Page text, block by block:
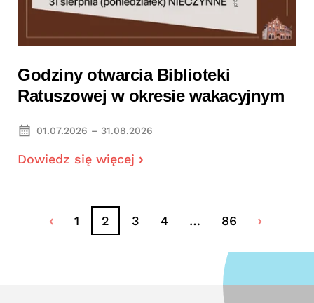
Godziny otwarcia Biblioteki
Ratuszowej w okresie wakacyjnym
01.07.2026 – 31.08.2026
Dowiedz się więcej
1 2 3 4 … 86